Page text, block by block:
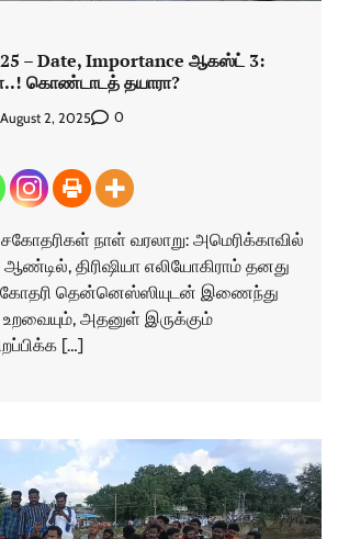
– Date, Importance ஆகஸ்ட் 3:
கொண்டாடத் தயாரா?
August 2, 2025 0
சகோதரிகள் நாள் வரலாறு: அமெரிக்காவில்
திரிஷியா எலியோகிராம் தனது
சகோதரி தென்னெஸ்ஸியுடன் இணைந்து
அதனுள் இருக்கும்
[…]